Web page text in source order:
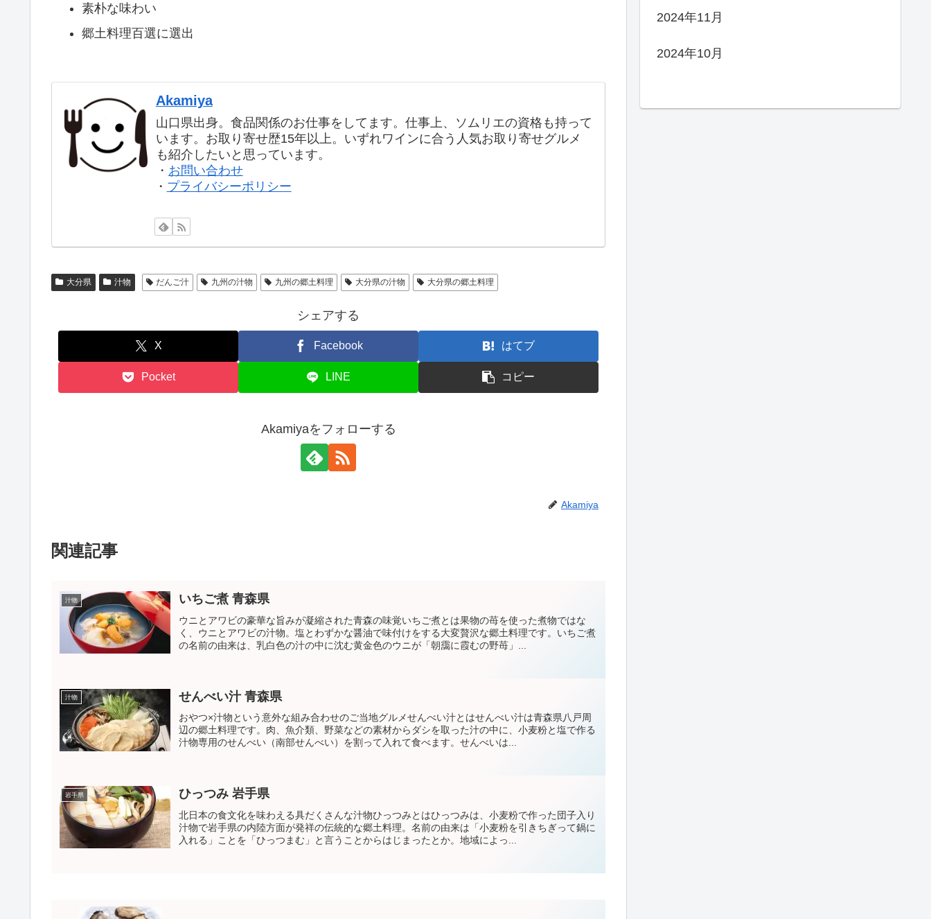
素朴な味わい
郷土料理百選に選出
Akamiya
山口県出身。食品関係のお仕事をしてます。仕事上、ソムリエの資格も持って
います。お取り寄せ歴15年以上。いずれワインに合う人気お取り寄せグルメ
も紹介したいと思っています。
・ お問い合わせ
・ プライバシーポリシー
大分県 汁物 だんご汁 九州の汁物 九州の郷土料理 大分県の汁物 大分県の郷土料理
シェアする
X Facebook はてブ
Pocket LINE コピー
Akamiyaをフォローする
Akamiya
関連記事
汁物 いちご煮 青森県
ウニとアワビの豪華な旨みが凝縮された青森の味覚いちご煮とは果物の苺を使った煮物ではな
く、ウニとアワビの汁物。塩とわずかな醤油で味付けをする大変贅沢な郷土料理です。いちご煮
の名前の由来は、乳白色の汁の中に沈む黄金色のウニが「朝靄に霞むの野苺」...
汁物 せんべい汁 青森県
おやつ×汁物という意外な組み合わせのご当地グルメせんべい汁とはせんべい汁は青森県八戸周
辺の郷土料理です。肉、魚介類、野菜などの素材からダシを取った汁の中に、小麦粉と塩で作る
汁物専用のせんべい（南部せんべい）を割って入れて食べます。せんべいは...
岩手県 ひっつみ 岩手県
北日本の食文化を味わえる具だくさんな汁物ひっつみとはひっつみは、小麦粉で作った団子入り
汁物で岩手県の内陸方面が発祥の伝統的な郷土料理。名前の由来は「小麦粉を引きちぎって鍋に
入れる」ことを「ひっつまむ」と言うことからはじまったとか。地域によっ...
2024年11月
2024年10月